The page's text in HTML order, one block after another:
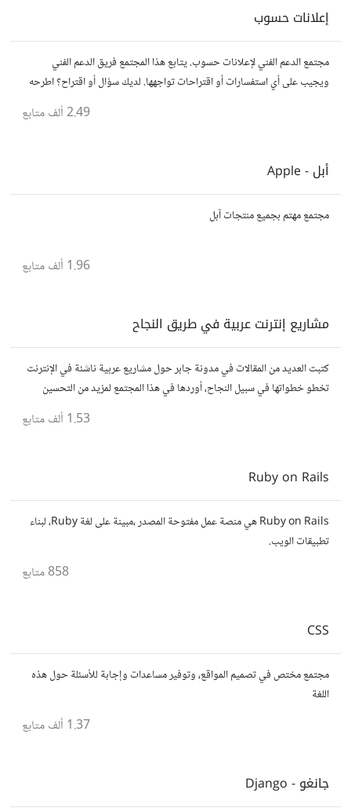
إعلانات حسوب
مجتمع الدعم الفني لإعلانات حسوب. يتابع هذا المجتمع فريق الدعم الفني
ويجيب على أي استفسارات أو اقتراحات تواجهها. لديك سؤال أو اقتراح؟ اطرحه
2.49 ألف متابع
أبل - Apple
مجتمع مهتم بجميع منتجات آبل
1.96 ألف متابع
مشاريع إنترنت عربية في طريق النجاح
كتبت العديد من المقالات في مدونة جابر حول مشاريع عربية ناشئة في الإنترنت
تخطو خطواتها في سبيل النجاح، أوردها في هذا المجتمع لمزيد من التحسين
1.53 ألف متابع
Ruby on Rails
Ruby on Rails هي منصة عمل مفتوحة المصدر ،مبينة على لغة Ruby، لبناء
تطبيقات الويب.
858متابع
CSS
مجتمع مختص في تصميم المواقع، وتوفير مساعدات وإجابة للأسئلة حول هذه
اللغة
1.37 ألف متابع
جانغو - Django